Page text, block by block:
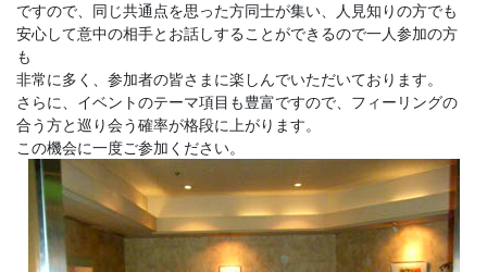
ですので、同じ共通点を思った方同士が集い、人見知りの方でも
安心して意中の相手とお話しすることができるので一人参加の方
も
非常に多く、参加者の皆さまに楽しんでいただいております。
さらに、イベントのテーマ項目も豊富ですので、フィーリングの
合う方と巡り会う確率が格段に上がります。
この機会に一度ご参加ください。